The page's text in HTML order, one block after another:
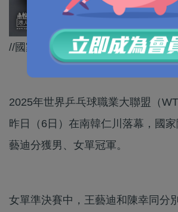
//國家乒乓球隊人才輩出，可喜可賀
2025年世界乒乓球職業大聯盟（
昨日（6日）在南韓仁川落幕，國
藝迪分獲男、女單冠軍。
女單準決賽中，王藝迪和陳幸同分